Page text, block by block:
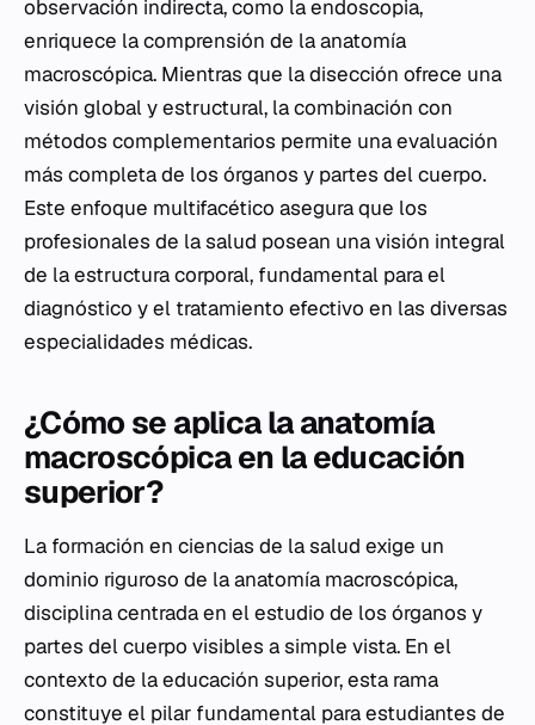
observación indirecta, como la endoscopia,
enriquece la comprensión de la anatomía
macroscópica. Mientras que la disección ofrece una
visión global y estructural, la combinación con
métodos complementarios permite una evaluación
más completa de los órganos y partes del cuerpo.
Este enfoque multifacético asegura que los
profesionales de la salud posean una visión integral
de la estructura corporal, fundamental para el
diagnóstico y el tratamiento efectivo en las diversas
especialidades médicas.
¿Cómo se aplica la anatomía
macroscópica en la educación
superior?
La formación en ciencias de la salud exige un
dominio riguroso de la anatomía macroscópica,
disciplina centrada en el estudio de los órganos y
partes del cuerpo visibles a simple vista. En el
contexto de la educación superior, esta rama
constituye el pilar fundamental para estudiantes de